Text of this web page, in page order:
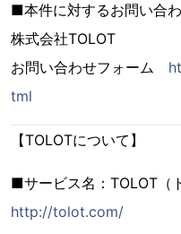
■本件に対するお問い合
株式会社TOLOT
お問い合わせフォーム
tml
【TOLOTについて】
■サービス名：TOLOT（
http://tolot.com/